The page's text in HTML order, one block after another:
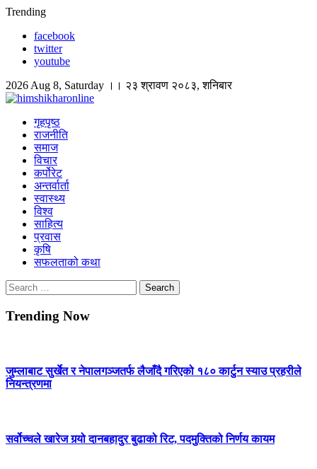
Skip
content
Trending
facebook
twitter
youtube
2026 Aug 8, Saturday ।। २३ श्रावण २०८३, शनिबार
Himshikhar Online
गृहपृष्ठ
राजनीति
समाज
विचार
कर्पोरेट
अन्तर्वार्ता
स्वास्थ्य
विश्व
साहित्य
प्रवास
कृषि
सफलताको कथा
Search
for:
Trending Now
जुम्लाबाट सुर्खेत र नेपालगञ्जतर्फ लैजाँदै गरिएको १८० कार्टुन स्याउ प्रहरीले
नियन्त्रणमा
सर्वोच्चले खारेज गर्‍यो दानबहादुर बुढाको रिट, पदमुक्तिको निर्णय कायम